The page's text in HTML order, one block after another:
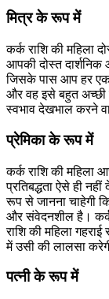
मित्र के रूप में
कर्क राशि की महिला
आपकी दोस्त दार्शनिक
जिसके पास आप हर
और वह इसे बहुत
स्वभाव देखभाल करने
प्रेमिका के रूप में
कर्क राशि की महिला
प्रतिबद्धता ऐसे ही
रूप से जानना चाहेगी
और संवेदनशील है। कर्क
राशि की महिला
में उसी की लालसा
पत्नी के रूप में